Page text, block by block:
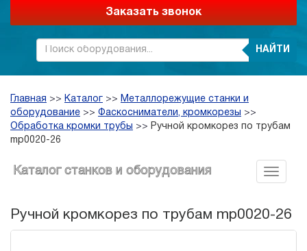
Заказать звонок
НАЙТИ
Главная >> Каталог >> Металлорежущие станки и
оборудование >> Фаскосниматели, кромкорезы
>>
Обработка кромки трубы
>> Ручной кромкорез по трубам
mp0020-26
Каталог станков и оборудования
Ручной кромкорез по трубам mp0020-26